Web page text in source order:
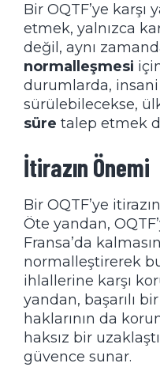
Bir OQTF’ye
etmek, yalnızca
değil, aynı
normalleşmesi
durumlarda,
sürülebilecekse,
süre talep etmek
İtirazın Önemi
Bir OQTF’ye
Öte yandan,
Fransa’da
normalleştirerek
ihlallerine karşı
yandan, başarılı
haklarının da
haksız bir
güvence sunar.